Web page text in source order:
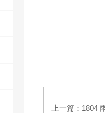
上一篇： 1804